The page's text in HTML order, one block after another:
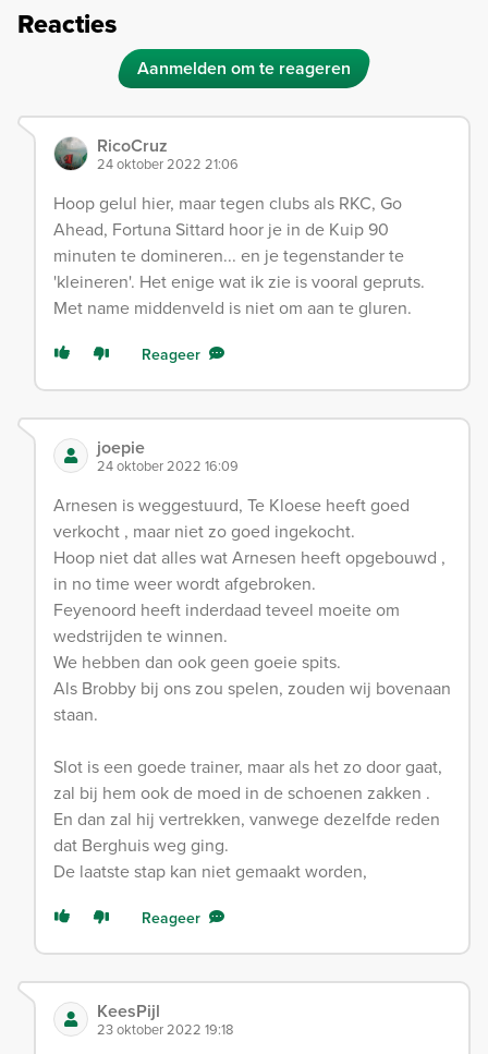
Reacties
Aanmelden om te reageren
RicoCruz
24 oktober 2022 21:06
Hoop gelul hier, maar tegen clubs als RKC, Go
Ahead, Fortuna Sittard hoor je in de Kuip 90
minuten te domineren... en je tegenstander te
'kleineren'. Het enige wat ik zie is vooral gepruts.
Met name middenveld is niet om aan te gluren.
Reageer
joepie
24 oktober 2022 16:09
Arnesen is weggestuurd, Te Kloese heeft goed
verkocht , maar niet zo goed ingekocht.
Hoop niet dat alles wat Arnesen heeft opgebouwd ,
in no time weer wordt afgebroken.
Feyenoord heeft inderdaad teveel moeite om
wedstrijden te winnen.
We hebben dan ook geen goeie spits.
Als Brobby bij ons zou spelen, zouden wij bovenaan
staan.
Slot is een goede trainer, maar als het zo door gaat,
zal bij hem ook de moed in de schoenen zakken .
En dan zal hij vertrekken, vanwege dezelfde reden
dat Berghuis weg ging.
De laatste stap kan niet gemaakt worden,
Reageer
KeesPijl
23 oktober 2022 19:18